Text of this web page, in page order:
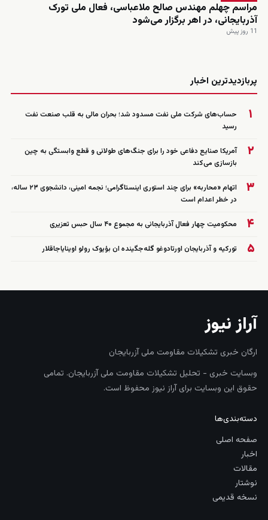
مراسم چهلم مهندس صالح ملاعباسی، فعال ملی تورک
آذربایجانی، در اهر برگزار می‌شود
11 روز پیش
پربازدیدترین اخبار
۱
حساب‌های شرکت ملی نفت مسدود شد؛ بحران مالی به قلب صنعت نفت
رسید
۲
آمریکا صنایع دفاعی خود را برای جنگ‌های طولانی و قطع وابستگی به چین
بازسازی می‌کند
۳
اتهام «محاربه» برای چند استوری اینستاگرامی؛ نجمه امینی، دانشجوی ۲۳ ساله،
در خطر اعدام است
۴ محکومیت چهار فعال آذربایجانی به مجموع ۴۰ سال حبس تعزیری
۵ تورکیه و آذربایجان اورتادوغو گله‌جگینده ان بؤیوک رولو اوینایاجاقلار
آراز نیوز
ارگان خبری تشکیلات مقاومت ملی آزربایجان
وبسایت خبری - تحلیل تشکیلات مقاومت ملی آزربایجان. تمامی
حقوق این وبسایت برای آراز نیوز محفوظ است.
دسته‌بندی‌ها
صفحه اصلی
اخبار
مقالات
نوشتار
نسخه قدیمی